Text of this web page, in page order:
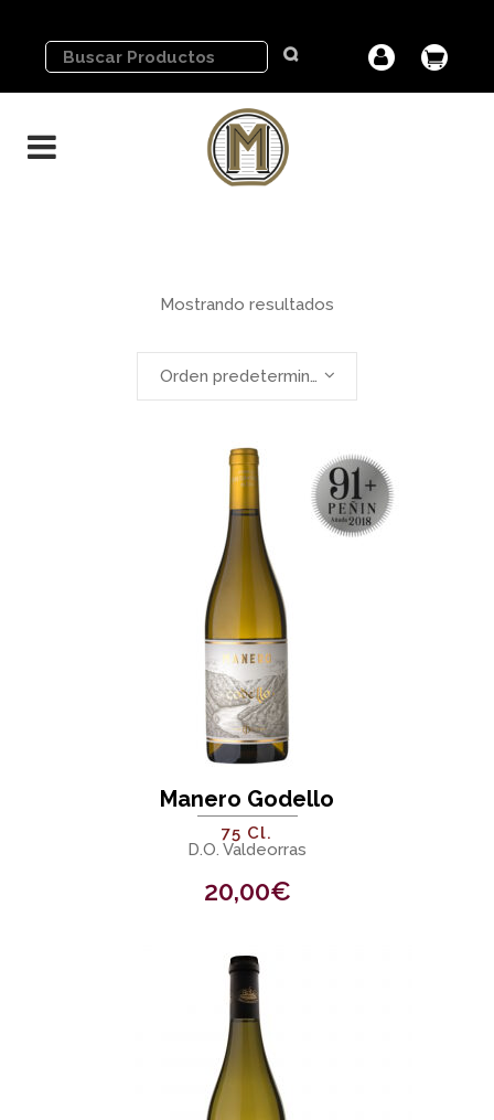
Mostrando resultados
Orden predeterminado
Manero Godello
75 Cl.
D.O. Valdeorras
20,00€